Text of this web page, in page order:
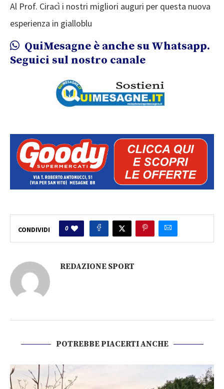
Al Prof. Ciracì i nostri migliori auguri per questa nuova
esperienza in gialloblu
QuiMesagne è anche su Whatsapp.
Seguici sul nostro canale
CONDIVIDI 0
REDAZIONE SPORT
POTREBBE PIACERTI ANCHE